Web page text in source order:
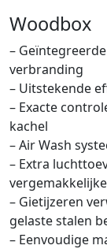
Woodbox
–
verbranding
– Uitstekende
– Exacte
kachel
– Air Wash
– Extra
– Gietijzeren
gelaste stalen
– Eenvoudige